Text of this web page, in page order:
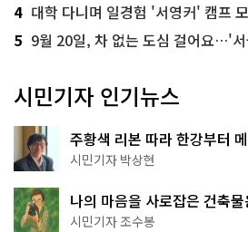
4 대학 다니며 일경험 '서영커' 캠프
5 9월 20일, 차 없는 도심 걸어요…'서울 걷
시민기자 인기뉴스
주황색 리본 따라 한강부터
서울둘레길 15코스
시민기자 박상현
나의 마음을 사로잡은 건축
상작 공개!
시민기자 조수봉